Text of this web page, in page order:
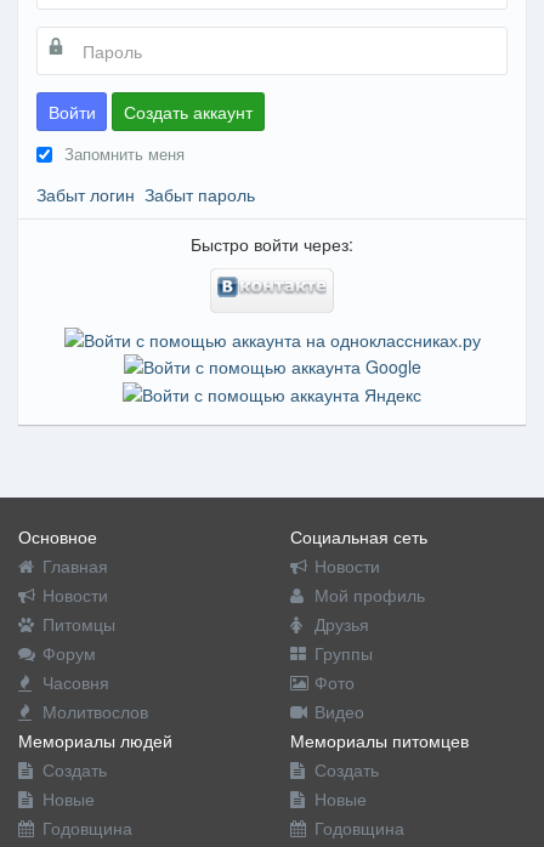
Войти Создать аккаунт
Запомнить меня
Забыт логин Забыт пароль
Быстро войти через:
Основное
Главная
Новости
Питомцы
Форум
Часовня
Молитвослов
Социальная сеть
Новости
Мой профиль
Друзья
Группы
Фото
Видео
Мемориалы людей
Создать
Новые
Годовщина
Мемориалы питомцев
Создать
Новые
Годовщина